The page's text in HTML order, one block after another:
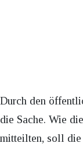
Durch den
die Sache. Wie
mitteilten, soll die